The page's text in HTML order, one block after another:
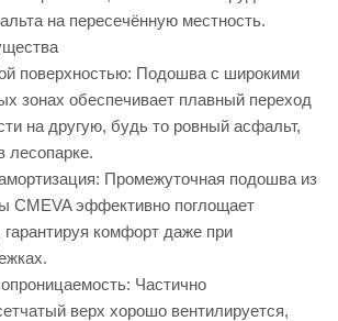
на пересечённую местность.
поверхностью: Подошва с широкими
зонах обеспечивает плавный переход
на другую, будь то ровный асфальт,
лесопарке.
Промежуточная подошва из
CMEVA эффективно поглощает
гарантируя комфорт даже при
Частично
верх хорошо вентилируется,